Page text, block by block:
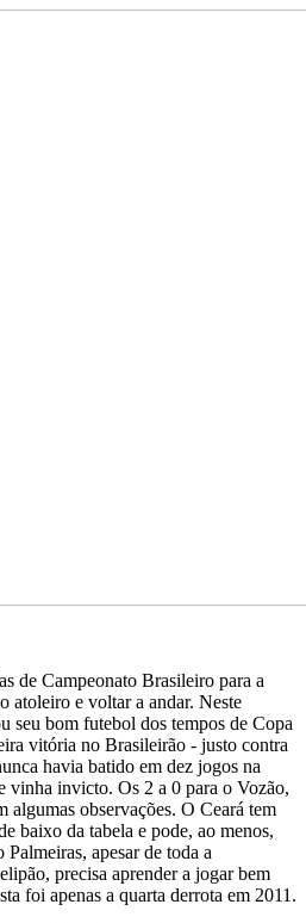
de Campeonato Brasileiro para a
atoleiro e voltar a andar. Neste
seu bom futebol dos tempos de Copa
vitória no Brasileirão - justo contra
havia batido em dez jogos na
vinha invicto. Os 2 a 0 para o Vozão,
algumas observações. O Ceará tem
baixo da tabela e pode, ao menos,
apesar de toda a
precisa aprender a jogar bem
foi apenas a quarta derrota em 2011.